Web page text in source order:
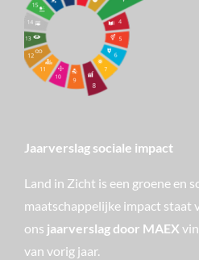
Jaarverslag sociale impact
Land in Zicht is een groene en
maatschappelijke impact staat
ons jaarverslag door MAEX
van vorig jaar.